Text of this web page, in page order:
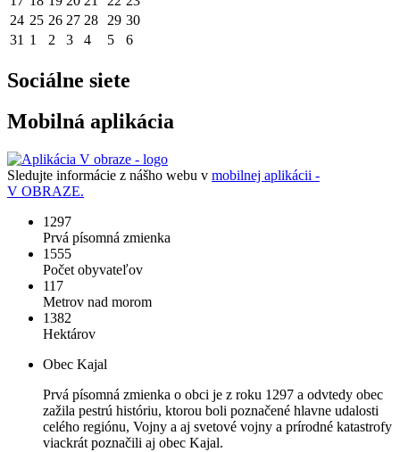
24 25 26 27 28 29 30
31 1 2 3 4 5 6
Sociálne siete
Mobilná aplikácia
Sledujte informácie z nášho webu v mobilnej aplikácii -
V OBRAZE.
1297
Prvá písomná zmienka
1555
Počet obyvateľov
117
Metrov nad morom
1382
Hektárov
Obec Kajal
Prvá písomná zmienka o obci je z roku 1297 a odvtedy obec
zažila pestrú históriu, ktorou boli poznačené hlavne udalosti
celého regiónu, Vojny a aj svetové vojny a prírodné katastrofy
viackrát poznačili aj obec Kajal.